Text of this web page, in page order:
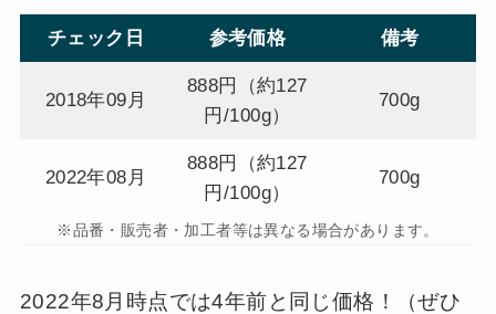
チェック日 参考価格 備考
2018年09月
888円（約127
円/100g）
700g
2022年08月
888円（約127
円/100g）
700g
※品番・販売者・加工者等は異なる場合があります。
2022年8月時点では4年前と同じ価格！（ぜひ